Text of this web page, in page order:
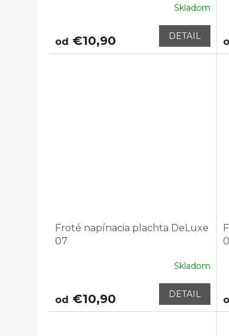
Skladom
od €10,90 DETAIL
Froté napínacia plachta DeLuxe
07
Skladom
od €10,90 DETAIL